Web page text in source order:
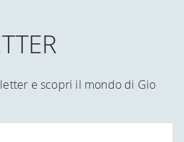
e scopri il mondo di Gio